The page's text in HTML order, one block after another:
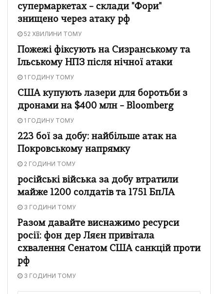
супермаркетах – склади "Фори"
знищено через атаку рф
52 ХВИЛИНИ ТОМУ
Пожежі фіксують на Сизранському та
Ільському НПЗ після нічної атаки
1 ГОДИНУ ТОМУ
США купують лазери для боротьби з
дронами на $400 млн – Bloomberg
1 ГОДИНУ ТОМУ
223 бої за добу: найбільше атак на
Покровському напрямку
2 ГОДИНИ ТОМУ
російські війська за добу втратили
майже 1200 солдатів та 1751 БпЛА
3 ГОДИНИ ТОМУ
Разом давайте виснажимо ресурси
росії: фон дер Ляєн привітала
схвалення Сенатом США санкцій проти
рф
3 ГОДИНИ ТОМУ